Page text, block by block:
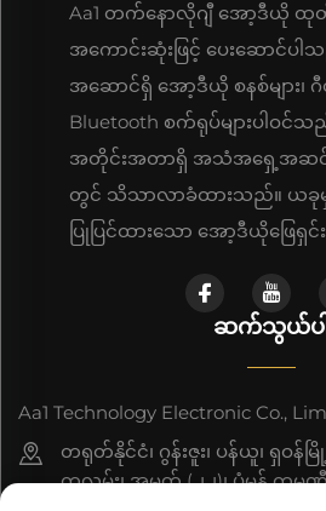
Aa1 တက်နောလိုဂျီ အော့ဒီယို ထု
အကောင်းဆုံးဖြင့် ပေးဆောင်ပ
အဆောင်ရှိ အော့ဒီယို စနစ်များ၊
Bluetooth စက်ရုပ်များပါဝင်သ
အတိုင်းအတာရှိ အသံအရှေ့အဆင်
တွင် သိသာလာခံထားသည်။ ယ
ပြုပြင်ထားသော အော့ဒီယိုဖြေရှ
ဆက်သွယ်ပါ
Aa1 Technology Electronic Co.,
တရုတ်နိုင်ငံ၊ ဂွန်းဇူး၊ ပန်ယူ၊ ရှဝန်မ
ကူလမ်း၊ အမှတ် (၂၂)၊ ပုံမှန် ကုမ္ပ